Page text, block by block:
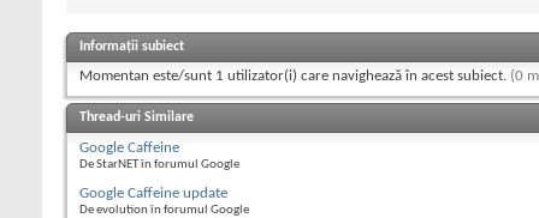
Informații subiect
Momentan este/sunt 1 utilizator(i) care navighează în acest subiect. (0
Thread-uri Similare
Google Caffeine
De StarNET în forumul Google
Google Caffeine update
De evolution în forumul Google